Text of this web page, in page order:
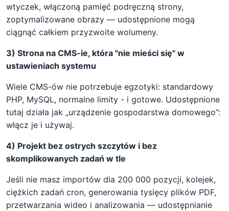
wtyczek, włączoną pamięć podręczną strony,
zoptymalizowane obrazy — udostępnione mogą
ciągnąć całkiem przyzwoite wolumeny.
3) Strona na CMS-ie, która "nie mieści się" w
ustawieniach systemu
Wiele CMS-ów nie potrzebuje egzotyki: standardowy
PHP, MySQL, normalne limity - i gotowe. Udostępnione
tutaj działa jak „urządzenie gospodarstwa domowego”:
włącz je i używaj.
4) Projekt bez ostrych szczytów i bez
skomplikowanych zadań w tle
Jeśli nie masz importów dla 200 000 pozycji, kolejek,
ciężkich zadań cron, generowania tysięcy plików PDF,
przetwarzania wideo i analizowania — udostępnianie